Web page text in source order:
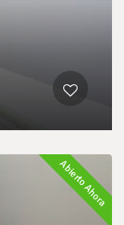
Abierto Ahora